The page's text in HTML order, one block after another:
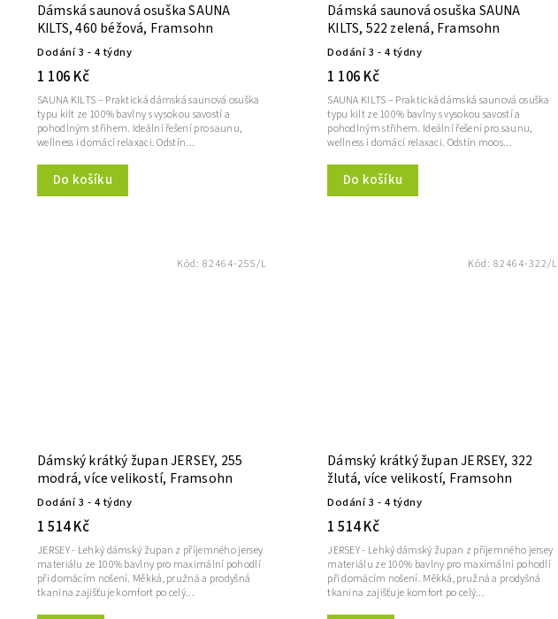
Dámská saunová osuška SAUNA
KILTS, 460 béžová, Framsohn
Dodání 3 - 4 týdny
1 106 Kč
Do košíku
SAUNA KILTS – Praktická dámská saunová osuška
typu kilt ze 100% bavlny s vysokou savostí a
pohodlným střihem. Ideální řešení pro saunu,
wellness i domácí relaxaci. Odstín...
Dámská saunová osuška SAUNA
KILTS, 522 zelená, Framsohn
Dodání 3 - 4 týdny
1 106 Kč
Do košíku
SAUNA KILTS – Praktická dámská saunová osuška
typu kilt ze 100% bavlny s vysokou savostí a
pohodlným střihem. Ideální řešení pro saunu,
wellness i domácí relaxaci. Odstín moos...
Dámský krátký župan JERSEY, 255
modrá, více velikostí, Framsohn
Dodání 3 - 4 týdny
1 514 Kč
JERSEY - Lehký dámský župan z příjemného jersey
materiálu ze 100% bavlny pro maximální pohodlí
při domácím nošení. Měkká, pružná a prodyšná
tkanina zajišťuje komfort po celý...
Kód:82464-255/L
Dámský krátký župan JERSEY, 322
žlutá, více velikostí, Framsohn
Dodání 3 - 4 týdny
1 514 Kč
JERSEY - Lehký dámský župan z příjemného jersey
materiálu ze 100% bavlny pro maximální pohodlí
při domácím nošení. Měkká, pružná a prodyšná
tkanina zajišťuje komfort po celý...
Kód: 82464-322/L